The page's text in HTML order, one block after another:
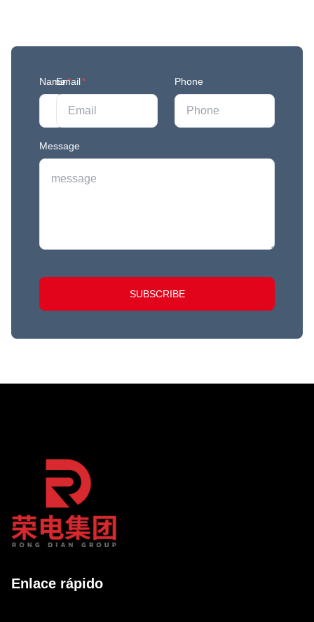
Name*
Email* Phone
Message
SUBSCRIBE
Enlace rápido